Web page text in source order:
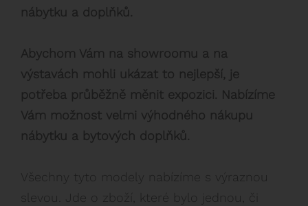
Kontakt
nábytku a doplňků.
Abychom Vám na showroomu a na
výstavách mohli ukázat to nejlepší, je
potřeba průběžně měnit expozici. Nabízíme
Vám možnost velmi výhodného nákupu
nábytku a bytových doplňků.
Všechny tyto modely nabízíme s výraznou
slevou. Jde o zboží, které bylo jednou, či